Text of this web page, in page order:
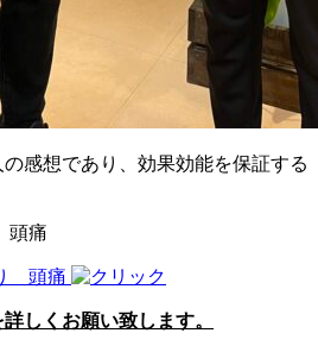
の感想であり、効果効能を保証する
痛
しくお願い致します。